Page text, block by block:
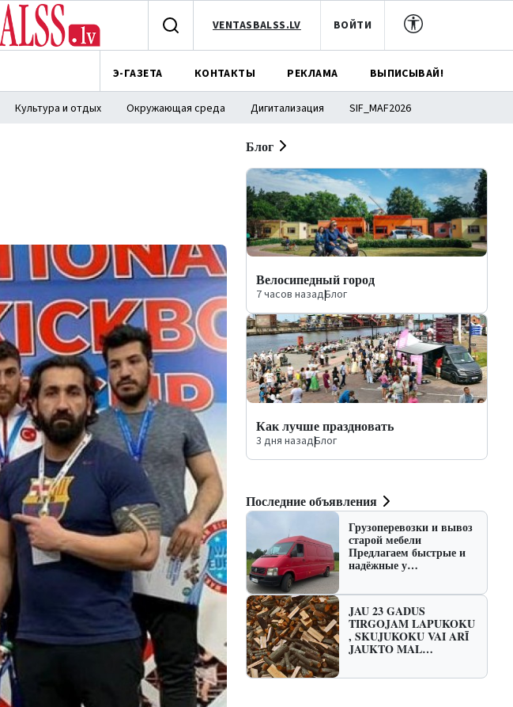
VENTASBALSS.LV ВОЙТИ
Э-ГАЗЕТА КОНТАКТЫ РЕКЛАМА ВЫПИСЫВАЙ!
Культура и отдых Окружающая среда Дигитализация SIF_MAF2026
Блог
Велосипедный город
7 часов назад|Блог
Как лучше праздновать
3 дня назад|Блог
Последние объявления
Грузоперевозки и вывоз
старой мебели
Предлагаем быстрые и
надёжные у…
JAU 23 GADUS
TIRGOJAM LAPUKOKU
, SKUJUKOKU VAI ARĪ
JAUKTO MAL…